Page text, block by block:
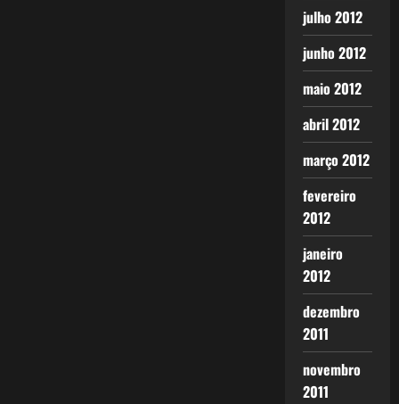
julho 2012
junho 2012
maio 2012
abril 2012
março 2012
fevereiro
2012
janeiro
2012
dezembro
2011
novembro
2011